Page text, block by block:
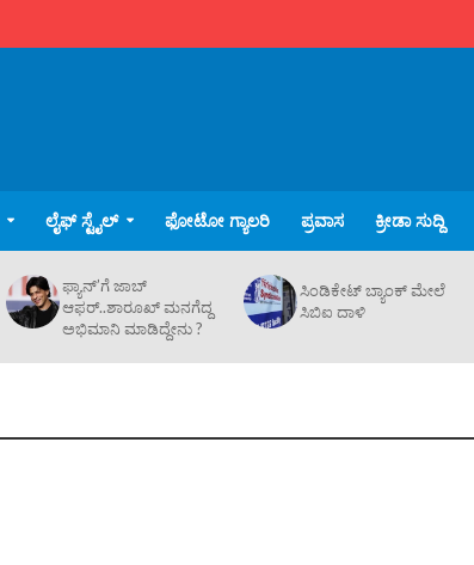
ಲೈಫ್ ಸ್ಟೈಲ್ ಫೋಟೋ ಗ್ಯಾಲರಿ ಪ್ರವಾಸ ಕ್ರೀಡಾ ಸುದ್ದಿ
ಫ್ಯಾನ್’ಗೆ ಜಾಬ್
ಆಫರ್..ಶಾರೂಖ್ ಮನಗೆದ್ದ
ಅಭಿಮಾನಿ ಮಾಡಿದ್ದೇನು ?
ಸಿಂಡಿಕೇಟ್ ಬ್ಯಾಂಕ್ ಮೇಲೆ
ಸಿಬಿಐ ದಾಳಿ